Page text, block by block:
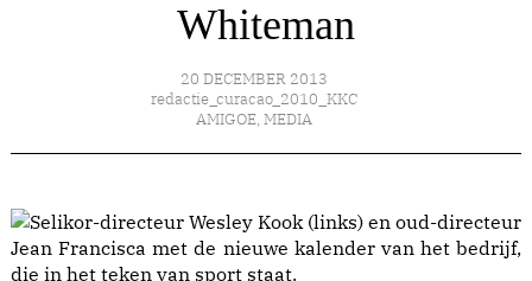
Whiteman
20 DECEMBER 2013
redactie_curacao_2010_KKC
AMIGOE, MEDIA